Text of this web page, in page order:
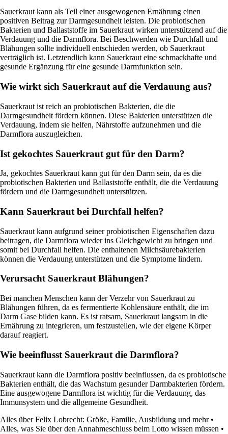
Sauerkraut kann als Teil einer ausgewogenen Ernährung einen
positiven Beitrag zur Darmgesundheit leisten. Die probiotischen
Bakterien und Ballaststoffe im Sauerkraut wirken unterstützend auf die
Verdauung und die Darmflora. Bei Beschwerden wie Durchfall und
Blähungen sollte individuell entschieden werden, ob Sauerkraut
verträglich ist. Letztendlich kann Sauerkraut eine schmackhafte und
gesunde Ergänzung für eine gesunde Darmfunktion sein.
Wie wirkt sich Sauerkraut auf die Verdauung aus?
Sauerkraut ist reich an probiotischen Bakterien, die die
Darmgesundheit fördern können. Diese Bakterien unterstützen die
Verdauung, indem sie helfen, Nährstoffe aufzunehmen und die
Darmflora auszugleichen.
Ist gekochtes Sauerkraut gut für den Darm?
Ja, gekochtes Sauerkraut kann gut für den Darm sein, da es die
probiotischen Bakterien und Ballaststoffe enthält, die die Verdauung
fördern und die Darmgesundheit unterstützen.
Kann Sauerkraut bei Durchfall helfen?
Sauerkraut kann aufgrund seiner probiotischen Eigenschaften dazu
beitragen, die Darmflora wieder ins Gleichgewicht zu bringen und
somit bei Durchfall helfen. Die enthaltenen Milchsäurebakterien
können die Verdauung unterstützen und die Symptome lindern.
Verursacht Sauerkraut Blähungen?
Bei manchen Menschen kann der Verzehr von Sauerkraut zu
Blähungen führen, da es fermentierte Kohlensäure enthält, die im
Darm Gase bilden kann. Es ist ratsam, Sauerkraut langsam in die
Ernährung zu integrieren, um festzustellen, wie der eigene Körper
darauf reagiert.
Wie beeinflusst Sauerkraut die Darmflora?
Sauerkraut kann die Darmflora positiv beeinflussen, da es probiotische
Bakterien enthält, die das Wachstum gesunder Darmbakterien fördern.
Eine ausgewogene Darmflora ist wichtig für die Verdauung, das
Immunsystem und die allgemeine Gesundheit.
Alles über Felix Lobrecht: Größe, Familie, Ausbildung und mehr•
Alles, was Sie über den Annahmeschluss beim Lotto wissen müssen •